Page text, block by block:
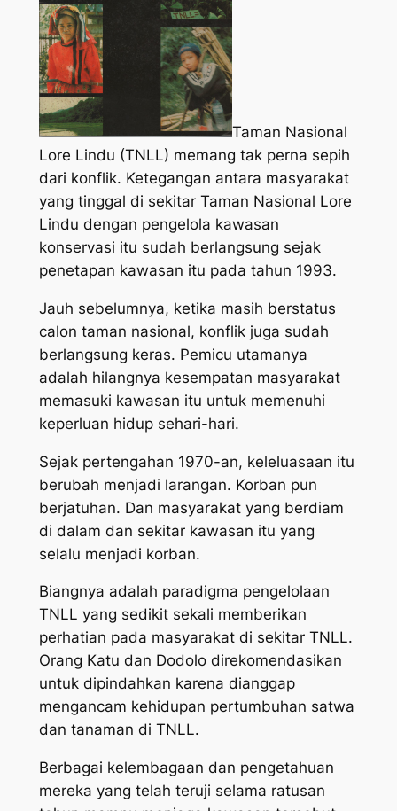
Taman Nasional
Lore Lindu (TNLL) memang tak perna sepih
dari konflik. Ketegangan antara masyarakat
yang tinggal di sekitar Taman Nasional Lore
Lindu dengan pengelola kawasan
konservasi itu sudah berlangsung sejak
penetapan kawasan itu pada tahun 1993.
Jauh sebelumnya, ketika masih berstatus
calon taman nasional, konflik juga sudah
berlangsung keras. Pemicu utamanya
adalah hilangnya kesempatan masyarakat
memasuki kawasan itu untuk memenuhi
keperluan hidup sehari-hari.
Sejak pertengahan 1970-an, keleluasaan itu
berubah menjadi larangan. Korban pun
berjatuhan. Dan masyarakat yang berdiam
di dalam dan sekitar kawasan itu yang
selalu menjadi korban.
Biangnya adalah paradigma pengelolaan
TNLL yang sedikit sekali memberikan
perhatian pada masyarakat di sekitar TNLL.
Orang Katu dan Dodolo direkomendasikan
untuk dipindahkan karena dianggap
mengancam kehidupan pertumbuhan satwa
dan tanaman di TNLL.
Berbagai kelembagaan dan pengetahuan
mereka yang telah teruji selama ratusan